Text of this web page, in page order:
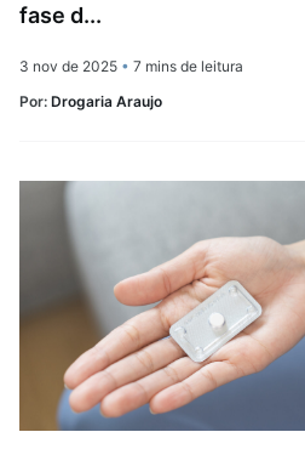
fase d...
3 nov de 2025 • 7 mins de leitura
Por: Drogaria Araujo